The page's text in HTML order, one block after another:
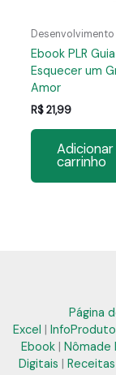
Desenvolvimento
Ebook PLR
Esquecer um
Amor
R$21,99
Adicionar
carrinho
Página
Excel |
Ebook | Nômade
Digitais |